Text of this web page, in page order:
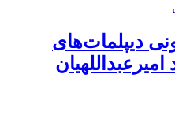
دیپلمات‌های